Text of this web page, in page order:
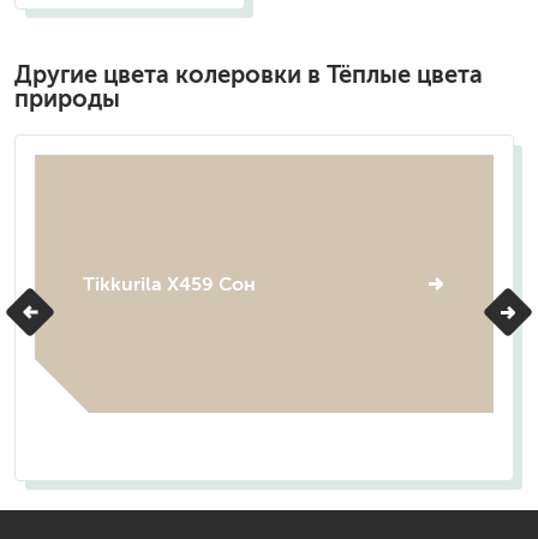
Другие цвета колеровки в Тёплые цвета
природы
Tikkurila X459 Сон